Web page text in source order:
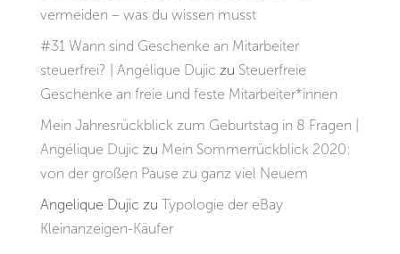
vermeiden – was du wissen musst
#31 Wann sind Geschenke an Mitarbeiter
steuerfrei? | Angélique Dujic zu Steuerfreie
Geschenke an freie und feste Mitarbeiter*innen
Mein Jahresrückblick zum Geburtstag in 8 Fragen |
Angélique Dujic zu Mein Sommerrückblick 2020:
von der großen Pause zu ganz viel Neuem
Angelique Dujic zu Typologie der eBay
Kleinanzeigen-Käufer